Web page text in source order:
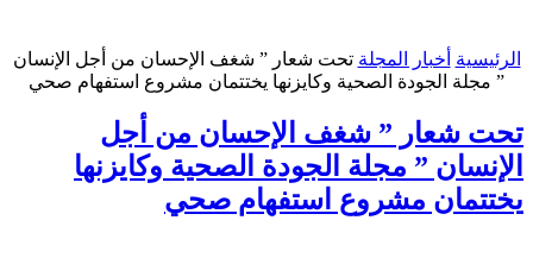
الرئيسية أخبار المجلة تحت شعار ” شغف الإحسان من أجل الإنسان
” مجلة الجودة الصحية وكايزنها يختتمان مشروع استفهام صحي
تحت شعار ” شغف الإحسان من أجل
الإنسان ” مجلة الجودة الصحية وكايزنها
يختتمان مشروع استفهام صحي